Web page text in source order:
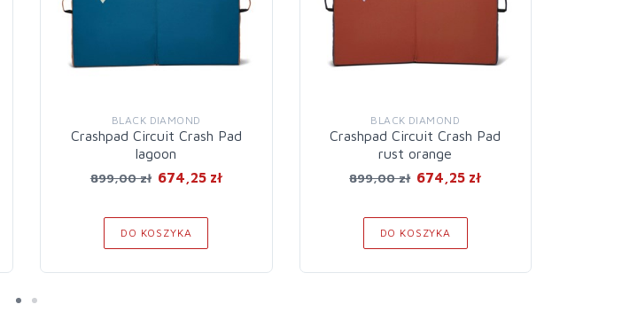
BLACK DIAMOND
Crashpad Circuit Crash Pad
lagoon
899,00 zł 674,25 zł
DO KOSZYKA
BLACK DIAMOND
Crashpad Circuit Crash Pad
rust orange
899,00 zł 674,25 zł
DO KOSZYKA